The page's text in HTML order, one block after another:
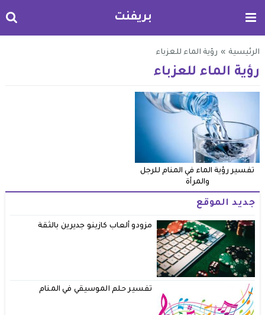
بريفنت
الرئيسية » رؤية الماء للعزباء
رؤية الماء للعزباء
تفسير رؤية الماء في المنام للرجل
والمرأة
جديد الموقع
مزودو ألعاب كازينو جديرين بالثقة
تفسير حلم الموسيقي في المنام